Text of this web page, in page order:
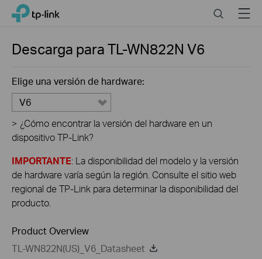
Click
navigation
TP-Link, Reliably Smart SearchMenu
Descarga paraTL-WN822N V6
Elige una versión de hardware:
V6
> ¿Cómo encontrar la versión del hardware en un
dispositivo TP-Link?
IMPORTANTE: La disponibilidad del modelo y la versión
de hardware varía según la región. Consulte el sitio web
regional de TP-Link para determinar la disponibilidad del
producto.
Product Overview
TL-WN822N(US)_V6_Datasheet